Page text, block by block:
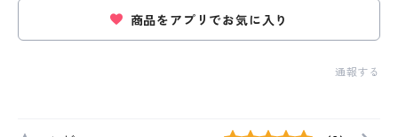
商品をアプリでお気に入り
通報する